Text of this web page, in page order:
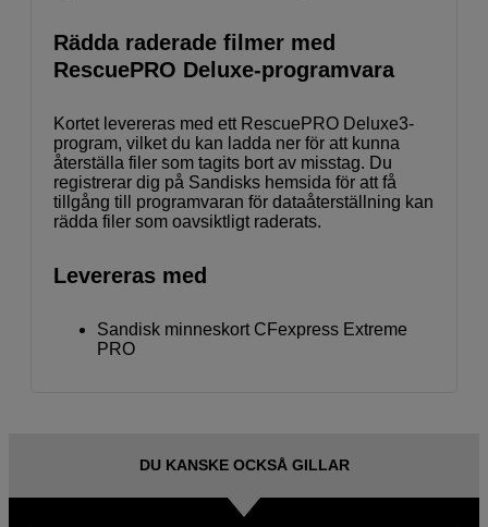
Rädda raderade filmer med
RescuePRO Deluxe-programvara
Kortet levereras med ett RescuePRO Deluxe3-
program, vilket du kan ladda ner för att kunna
återställa filer som tagits bort av misstag. Du
registrerar dig på Sandisks hemsida för att få
tillgång till programvaran för dataåterställning kan
rädda filer som oavsiktligt raderats.
Levereras med
Sandisk minneskort CFexpress Extreme
PRO
DU KANSKE OCKSÅ GILLAR